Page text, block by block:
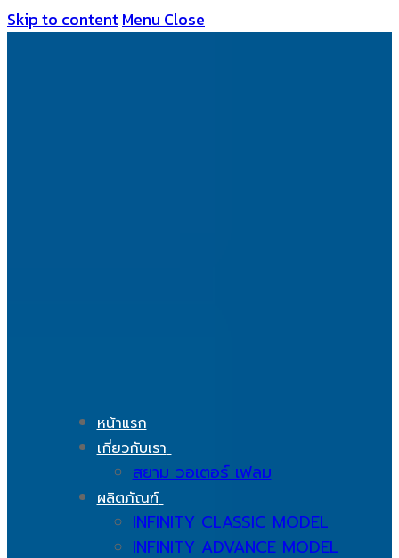
Skip to contentMenu Close
หน้าแรก
เกี่ยวกับเรา
สยาม วอเตอร์ เฟลม
ผลิตภัณฑ์
INFINITY CLASSIC MODEL
INFINITY ADVANCE MODEL